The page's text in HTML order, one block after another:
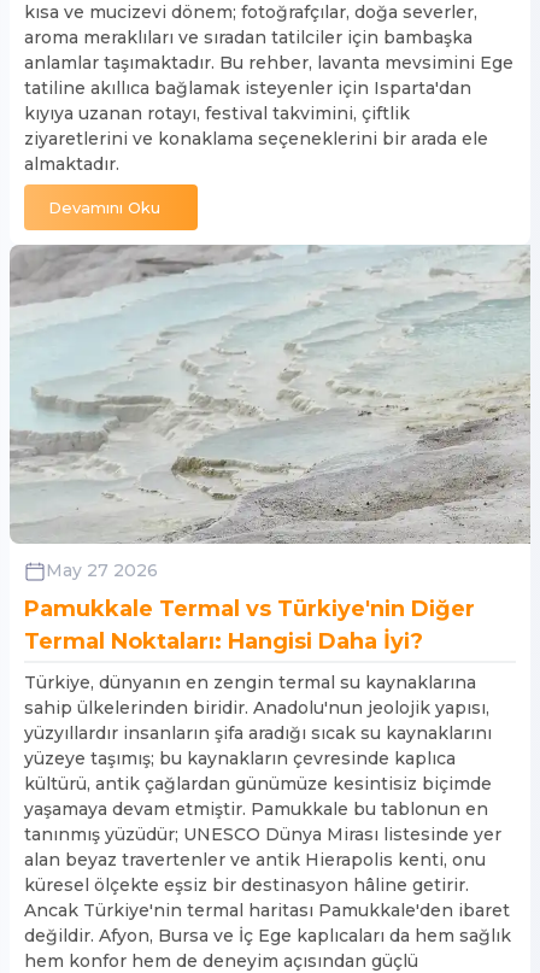
kısa ve mucizevi dönem; fotoğrafçılar, doğa severler,
aroma meraklıları ve sıradan tatilciler için bambaşka
anlamlar taşımaktadır. Bu rehber, lavanta mevsimini Ege
tatiline akıllıca bağlamak isteyenler için Isparta'dan
kıyıya uzanan rotayı, festival takvimini, çiftlik
ziyaretlerini ve konaklama seçeneklerini bir arada ele
almaktadır.
Devamını Oku
May 27 2026
Pamukkale Termal vs Türkiye'nin Diğer
Termal Noktaları: Hangisi Daha İyi?
Türkiye, dünyanın en zengin termal su kaynaklarına
sahip ülkelerinden biridir. Anadolu'nun jeolojik yapısı,
yüzyıllardır insanların şifa aradığı sıcak su kaynaklarını
yüzeye taşımış; bu kaynakların çevresinde kaplıca
kültürü, antik çağlardan günümüze kesintisiz biçimde
yaşamaya devam etmiştir. Pamukkale bu tablonun en
tanınmış yüzüdür; UNESCO Dünya Mirası listesinde yer
alan beyaz travertenler ve antik Hierapolis kenti, onu
küresel ölçekte eşsiz bir destinasyon hâline getirir.
Ancak Türkiye'nin termal haritası Pamukkale'den ibaret
değildir. Afyon, Bursa ve İç Ege kaplıcaları da hem sağlık
hem konfor hem de deneyim açısından güçlü